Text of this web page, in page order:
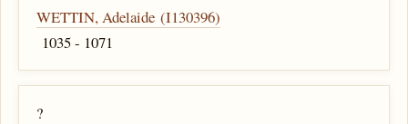
WETTIN, Adelaide (I130396)
1035 - 1071
?